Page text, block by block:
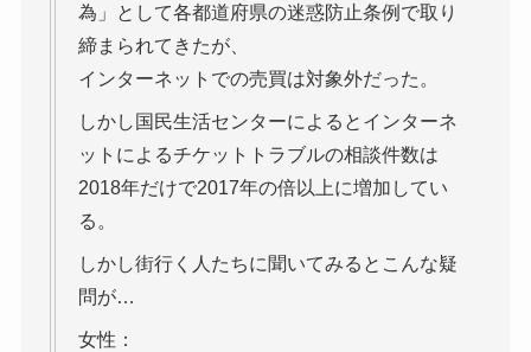
為」として各都道府県の迷惑防止条例で取り
締まられてきたが、
インターネットでの売買は対象外だった。
しかし国民生活センターによるとインターネ
ットによるチケットトラブルの相談件数は
2018年だけで2017年の倍以上に増加してい
る。
しかし街行く人たちに聞いてみるとこんな疑
問が…
女性：